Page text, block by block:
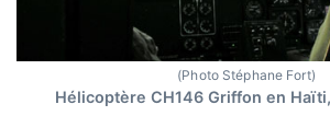
(Photo Stéphane Fort)
Hélicoptère CH146 Griffon en